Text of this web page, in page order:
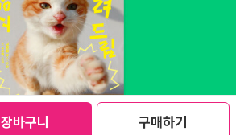
장바구니 구매하기